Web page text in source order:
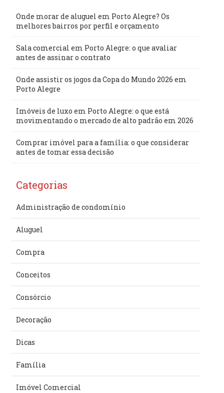
Onde morar de aluguel em Porto Alegre? Os
melhores bairros por perfil e orçamento
Sala comercial em Porto Alegre: o que avaliar
antes de assinar o contrato
Onde assistir os jogos da Copa do Mundo 2026 em
Porto Alegre
Imóveis de luxo em Porto Alegre: o que está
movimentando o mercado de alto padrão em 2026
Comprar imóvel para a família: o que considerar
antes de tomar essa decisão
Categorias
Administração de condomínio
Aluguel
Compra
Conceitos
Consórcio
Decoração
Dicas
Família
Imóvel Comercial